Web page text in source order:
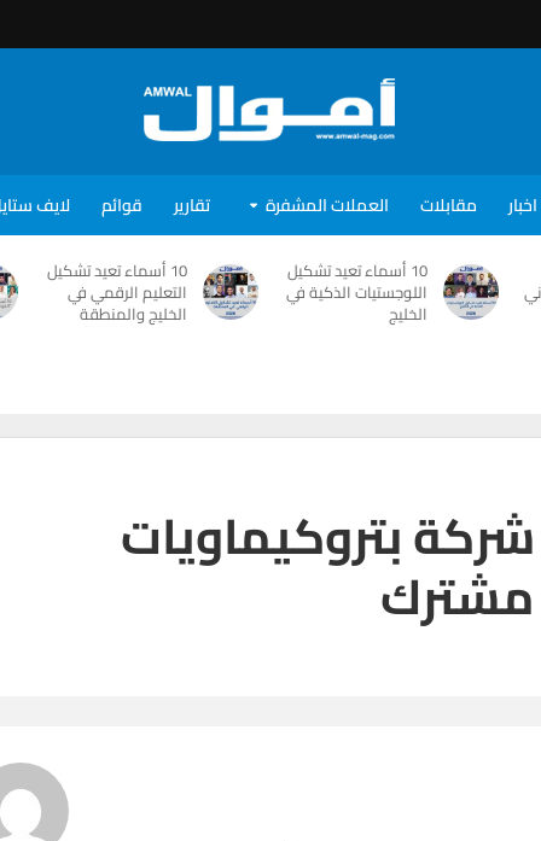
اخبار مقابلات العملات المشفرة تقارير قوائم لايف
10 أسماء تعيد تشكيل
اللوجستيات الذكية في
الخليج
10 أسماء تعيد تشكيل
التعليم الرقمي في
الخليج والمنطقة
بتروكيماويات
مشترك